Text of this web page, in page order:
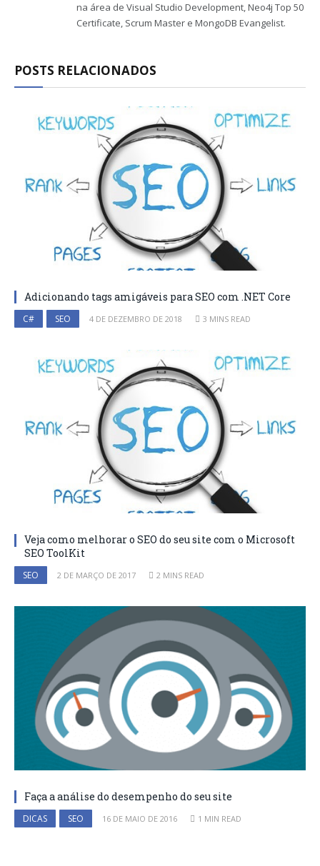
na área de Visual Studio Development, Neo4j Top 50
Certificate, Scrum Master e MongoDB Evangelist.
POSTS RELACIONADOS
Adicionando tags amigáveis para SEO com .NET Core
C# SEO 4 DE DEZEMBRO DE 2018 3 MINS READ
Veja como melhorar o SEO do seu site com o Microsoft
SEO ToolKit
SEO 2 DE MARÇO DE 2017 2 MINS READ
Faça a análise do desempenho do seu site
DICAS SEO 16 DE MAIO DE 2016 1 MIN READ